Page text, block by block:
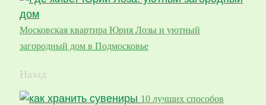
Московская квартира Юрия Лозы и уютный
загородный дом в Подмосковье
Назад
10 лучших способов